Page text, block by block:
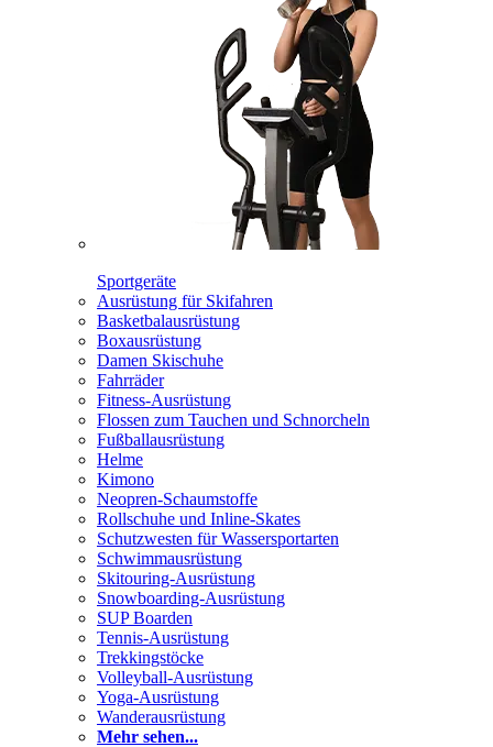
Sportgeräte
Ausrüstung für Skifahren
Basketbalausrüstung
Boxausrüstung
Damen Skischuhe
Fahrräder
Fitness-Ausrüstung
Flossen zum Tauchen und Schnorcheln
Fußballausrüstung
Helme
Kimono
Neopren-Schaumstoffe
Rollschuhe und Inline-Skates
Schutzwesten für Wassersportarten
Schwimmausrüstung
Skitouring-Ausrüstung
Snowboarding-Ausrüstung
SUP Boarden
Tennis-Ausrüstung
Trekkingstöcke
Volleyball-Ausrüstung
Yoga-Ausrüstung
Wanderausrüstung
Mehr sehen...